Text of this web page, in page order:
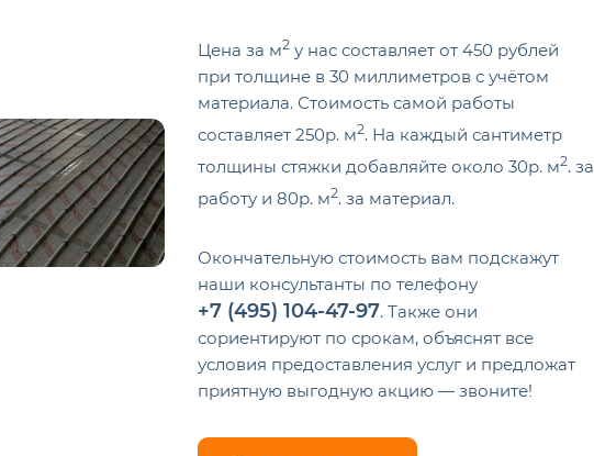
Цена за м2 у нас составляет от 450 рублей
при толщине в 30 миллиметров с учётом
материала. Стоимость самой работы
составляет 250р. м2. На каждый сантиметр
толщины стяжки добавляйте около 30р. м2. за
работу и 80р. м2. за материал.
Окончательную стоимость вам подскажут
наши консультанты по телефону
+7 (495) 104-47-97. Также они
сориентируют по срокам, объяснят все
условия предоставления услуг и предложат
приятную выгодную акцию — звоните!